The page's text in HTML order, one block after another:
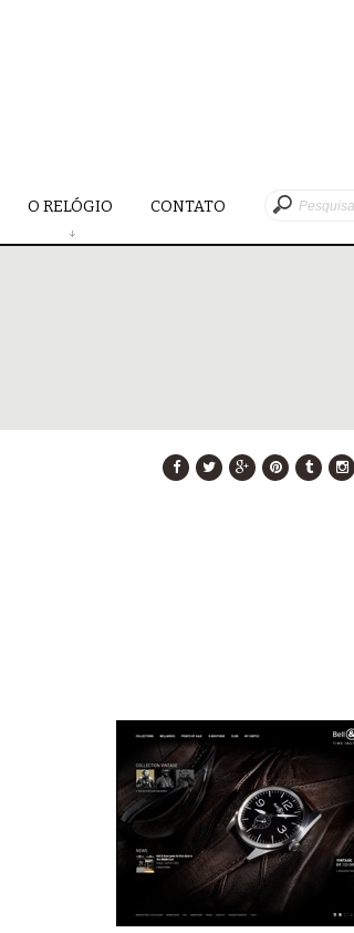
O RELÓGIO CONTATO